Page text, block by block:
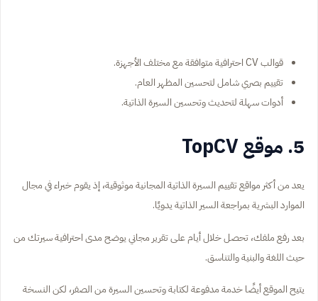
قوالب CV احترافية متوافقة مع مختلف الأجهزة.
تقييم بصري شامل لتحسين المظهر العام.
أدوات سهلة لتحديث وتحسين السيرة الذاتية.
5. موقع TopCV
يعد من أكثر مواقع تقييم السيرة الذاتية المجانية موثوقية، إذ يقوم خبراء في مجال
الموارد البشرية بمراجعة السير الذاتية يدويًا.
بعد رفع ملفك، تحصل خلال أيام على تقرير مجاني يوضح مدى احترافية سيرتك من
حيث اللغة والبنية والتناسق.
يتيح الموقع أيضًا خدمة مدفوعة لكتابة وتحسين السيرة من الصفر، لكن النسخة